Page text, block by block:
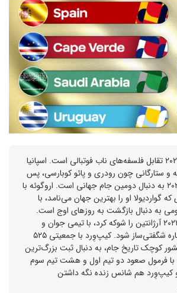
گروه H جام جهانی ۲۰۲۶ تقابل فلسفه‌های ناب فوتبالی است. اسپانیا
و ستارگانی چون رودری و پائو کوبارسی، پس
از قهرمانی در یورو ۲۰۲۴ به دنبال دومین جام جهانی است. اروگوئه با
گواردیولا او را بهترین جهان می‌نامد، با
به دنبال بازگشت به روزهای اوج است.
عربستان که در جام ۲۰۲۲ آرژانتین را شوکه کرد، با تیمی جوان و
دونده می‌خواهد دوباره شگفتی‌ساز شود. کیپ‌وِرد با جمعیتی ۵۲۵
کوچک تاریخ جام، به دنبال ثبت بزرگ‌ترین
با فرمول صعود دو تیم اول و هشت تیم سوم
کیپ‌وِرد هم شانس زنده نگه داشتن